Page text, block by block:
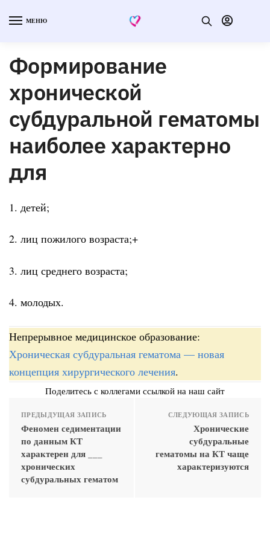
МЕНЮ
Формирование
хронической
субдуральной гематомы
наиболее характерно
для
1. детей;
2. лиц пожилого возраста;+
3. лиц среднего возраста;
4. молодых.
Непрерывное медицинское образование:
Хроническая субдуральная гематома — новая
концепция хирургического лечения.
Поделитесь с коллегами ссылкой на наш сайт
ПРЕДЫДУЩАЯ ЗАПИСЬ
Феномен седиментации
по данным КТ
характерен для ___
хронических
субдуральных гематом
СЛЕДУЮЩАЯ ЗАПИСЬ
Хронические
субдуральные
гематомы на КТ чаще
характеризуются